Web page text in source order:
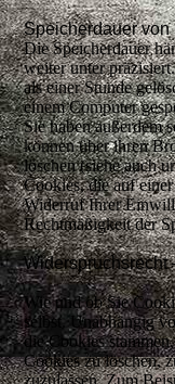
Speicherdauer von
Die Speicherdauer
weiter unter
als einer Stunde
einem Computer
Sie haben außerdem
können über ihren
löschen (siehe auch
Cookies, die auf
Widerruf Ihrer
Rechtmäßigkeit der
Widerspruchsrecht
Wie und ob Sie
selbst. Unabhängig
die Cookies
Cookies zu löschen,
zuzulassen. Zum